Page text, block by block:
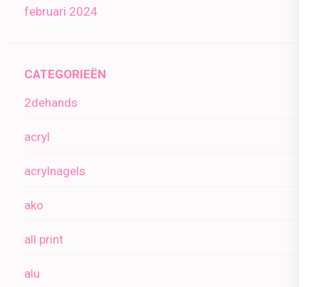
februari 2024
CATEGORIEËN
2dehands
acryl
acrylnagels
ako
all print
alu